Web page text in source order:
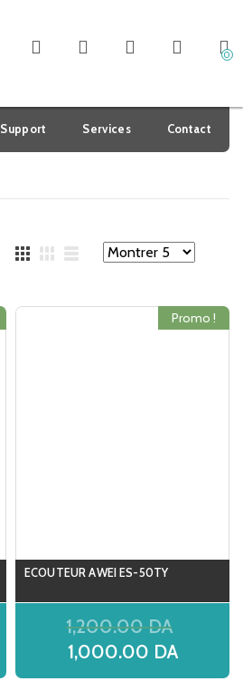
0
Support Services Contact
Promo !
ECOUTEUR AWEI ES-50TY
1,200.00DA
1,000.00 DA